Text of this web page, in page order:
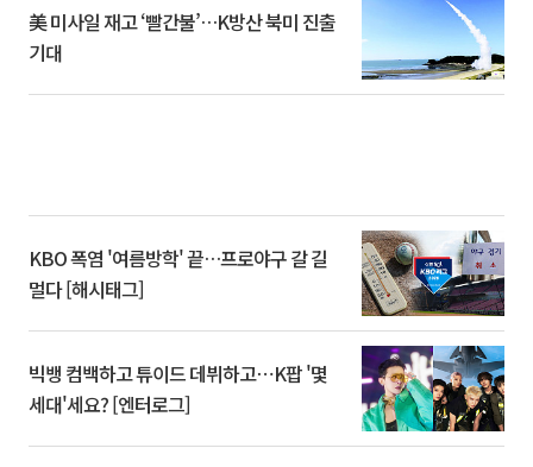
美 미사일 재고 ‘빨간불’…K방산 북미 진출
기대
KBO 폭염 '여름방학' 끝…프로야구 갈 길
멀다 [해시태그]
빅뱅 컴백하고 튜이드 데뷔하고⋯K팝 '몇
세대'세요? [엔터로그]